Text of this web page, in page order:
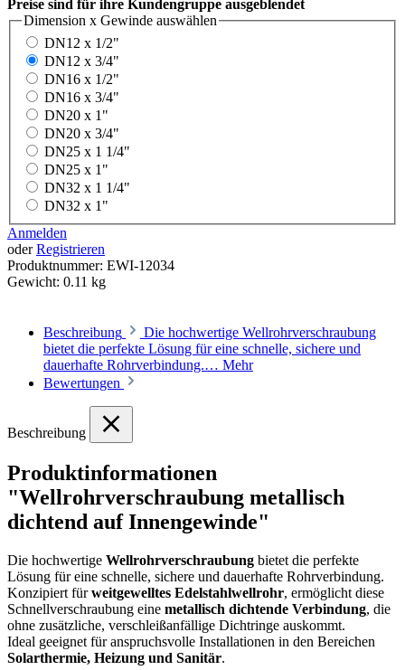
Preise sind für ihre Kundengruppe ausgeblendet
Dimension x Gewinde auswählen
DN12 x 1/2"
DN12 x 3/4"
DN16 x 1/2"
DN16 x 3/4"
DN20 x 1"
DN20 x 3/4"
DN25 x 1 1/4"
DN25 x 1"
DN32 x 1 1/4"
DN32 x 1"
Anmelden
oderRegistrieren
Produktnummer: EWI-12034
Gewicht: 0.11 kg
Beschreibung
Die hochwertige Wellrohrverschraubung
bietet die perfekte Lösung für eine schnelle, sichere und
dauerhafte Rohrverbindung.… Mehr
Bewertungen
Beschreibung
Produktinformationen
"Wellrohrverschraubung metallisch
dichtend auf Innengewinde"
Die hochwertige Wellrohrverschraubung bietet die perfekte
Lösung für eine schnelle, sichere und dauerhafte Rohrverbindung.
Konzipiert fürweitgewelltes Edelstahlwellrohr, ermöglicht diese
Schnellverschraubung eine metallisch dichtende Verbindung, die
ohne zusätzliche, verschleißanfällige Dichtringe auskommt.
Ideal geeignet für anspruchsvolle Installationen in den Bereichen
Solarthermie, Heizung und Sanitär.